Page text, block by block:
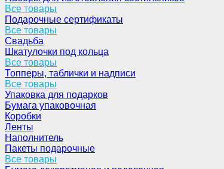
Все товары
Подарочные сертификаты
Все товары
Свадьба
Шкатулочки под кольца
Все товары
Топперы, таблички и надписи
Все товары
Упаковка для подарков
Бумага упаковочная
Коробки
Ленты
Наполнитель
Пакеты подарочные
Все товары